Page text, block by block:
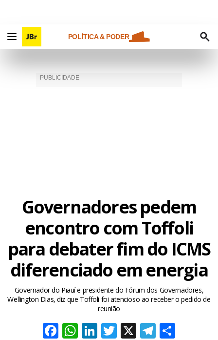
POLÍTICA & PODER
Governadores pedem
encontro com Toffoli
para debater fim do ICMS
diferenciado em energia
Governador do Piauí e presidente do Fórum dos Governadores,
Wellington Dias, diz que Toffoli foi atencioso ao receber o pedido de
reunião
Facebook
WhatsApp
LinkedIn
Twitter
X